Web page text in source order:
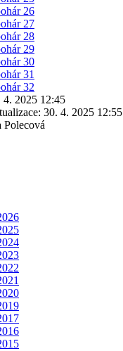
4. 2025 12:45
30. 4. 2025 12:55
Polecová